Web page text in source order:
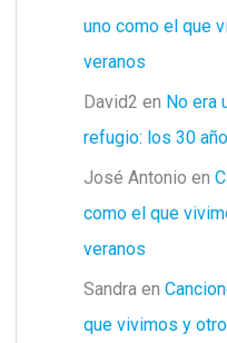
uno como el que
veranos
David2 en No era
refugio: los 30
José Antonio en
como el que
veranos
Sandra en
que vivimos y